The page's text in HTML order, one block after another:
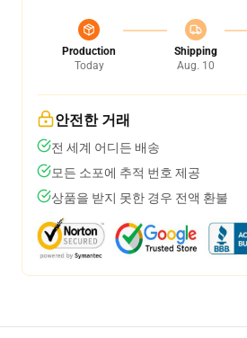
Production
Today
Shipping
Aug. 10
안전한 거래
전 세계 어디든 배송
모든 소포에 추적 번호 제공
상품을 받지 못한 경우 전액 환불